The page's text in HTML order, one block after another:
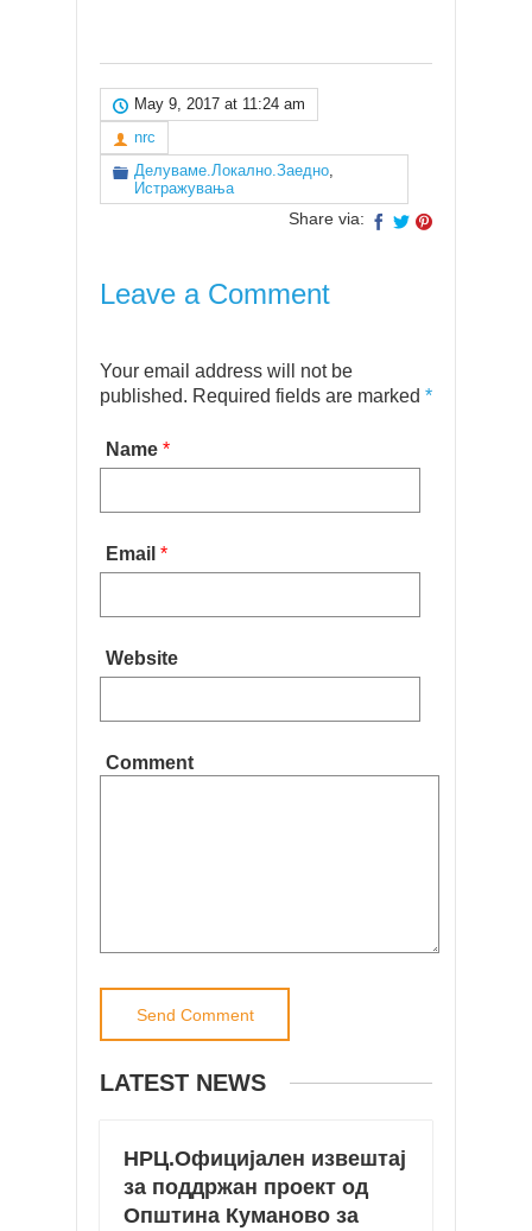
May 9, 2017 at 11:24 am
nrc
Делуваме.Локално.Заедно,
Истражувања
Share via:
Leave a Comment
Your email address will not be
published. Required fields are marked *
Name *
Email *
Website
Comment
LATEST NEWS
НРЦ.Официјaлен извештај
за поддржан проект од
Општина Куманово за